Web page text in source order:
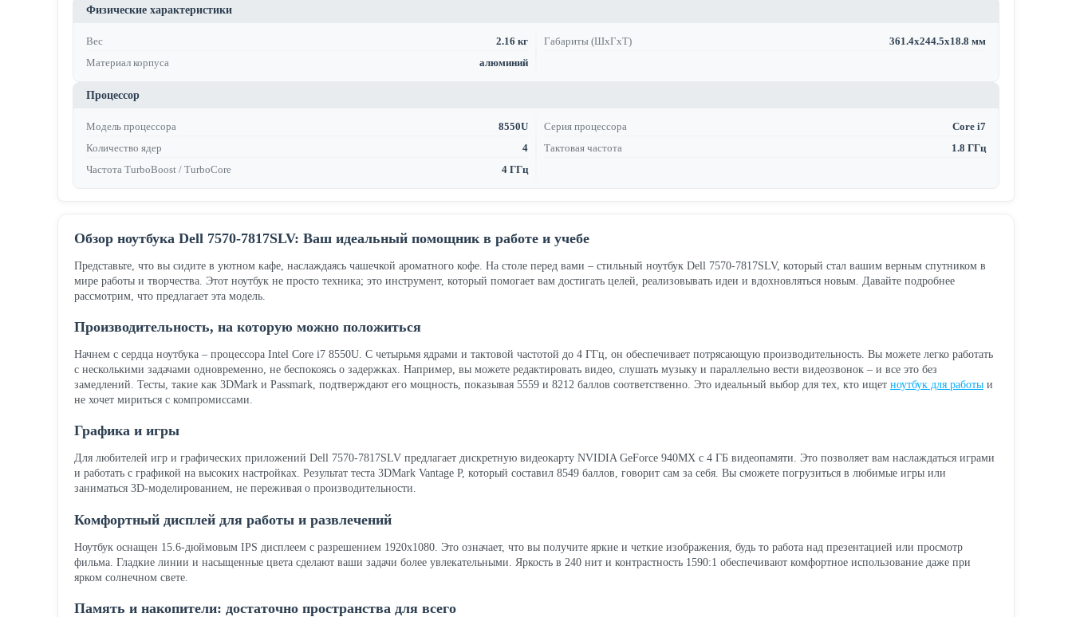
Физические характеристики
Вес 2.16 кг Габариты (ШхГхТ)
361.4x244.5x18.8 мм
Материал корпуса
алюминий
Процессор
Модель процессора 8550U Серия процессора
Core i7
Количество ядер
4 Тактовая частота
1.8 ГГц
Частота TurboBoost / TurboCore
4 ГГц
Обзор ноутбука Dell 7570-7817SLV: Ваш идеальный помощник в работе и учебе
Представьте, что вы сидите в уютном кафе, наслаждаясь чашечкой ароматного кофе. На столе перед вами – стильный ноутбук Dell 7570-7817SLV, который стал вашим верным спутником в
мире работы и творчества. Этот ноутбук не просто техника; это инструмент, который помогает вам достигать целей, реализовывать идеи и вдохновляться новым. Давайте подробнее
рассмотрим, что предлагает эта модель.
Производительность, на которую можно положиться
Начнем с сердца ноутбука – процессора Intel Core i7 8550U. С четырьмя ядрами и тактовой частотой до 4 ГГц, он обеспечивает потрясающую производительность. Вы можете легко работать
с несколькими задачами одновременно, не беспокоясь о задержках. Например, вы можете редактировать видео, слушать музыку и параллельно вести видеозвонок – и все это без
замедлений. Тесты, такие как 3DMark и Passmark, подтверждают его мощность, показывая 5559 и 8212 баллов соответственно. Это идеальный выбор для тех, кто ищет ноутбук для работы и
не хочет мириться с компромиссами.
Графика и игры
Для любителей игр и графических приложений Dell 7570-7817SLV предлагает дискретную видеокарту NVIDIA GeForce 940MX с 4 ГБ видеопамяти. Это позволяет вам наслаждаться играми
и работать с графикой на высоких настройках. Результат теста 3DMark Vantage P, который составил 8549 баллов, говорит сам за себя. Вы сможете погрузиться в любимые игры или
заниматься 3D-моделированием, не переживая о производительности.
Комфортный дисплей для работы и развлечений
Ноутбук оснащен 15.6-дюймовым IPS дисплеем с разрешением 1920x1080. Это означает, что вы получите яркие и четкие изображения, будь то работа над презентацией или просмотр
фильма. Гладкие линии и насыщенные цвета сделают ваши задачи более увлекательными. Яркость в 240 нит и контрастность 1590:1 обеспечивают комфортное использование даже при
ярком солнечном свете.
Память и накопители: достаточно пространства для всего